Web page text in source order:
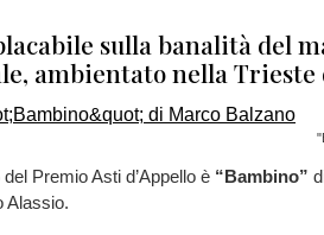
sulla banalità del
ambientato nella Trieste
Premio Asti d’Appello è “Bambino”
Alassio.